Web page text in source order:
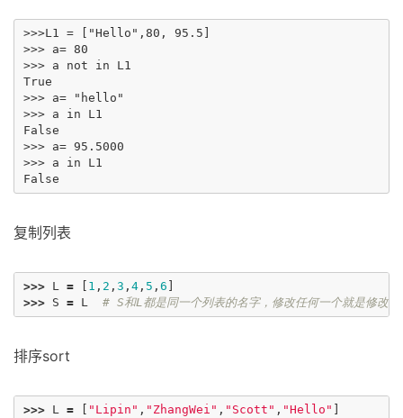
>>>L1 = ["Hello",80, 95.5]
>>> a= 80
>>> a not in L1
True
>>> a= "hello"
>>> a in L1
False
>>> a= 95.5000
>>> a in L1
复制列表
>>> L = 1 , 2 , 3 , 4 , 5 , 6
>>> S = L # S和L都是同一个列表的名字，修改任何一个就是修改
排序sort
>>> L = "Lipin" , "ZhangWei" , "Scott" , "Hello"